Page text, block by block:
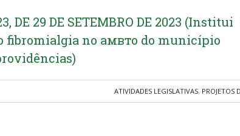
DE 29 DE SETEMBRO DE 2023 (Institui
fibromialgia no амвто do município
ATIVIDADES LEGISLATIVAS, PROJETOS